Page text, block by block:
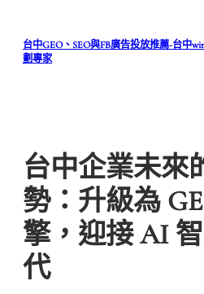
台中GEO、SEO與FB廣告投放推薦-台中
劃專家
台中企業未來
勢：升級為
擎，迎接 AI
代